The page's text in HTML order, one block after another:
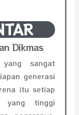
Dikmas
yang sangat
generasi
itu setiap
yang tinggi